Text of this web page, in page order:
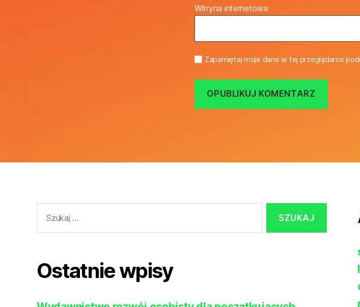
Witryna internetowa
Zapamiętaj moje dane w tej przeglądarce
Ostatnie wpisy